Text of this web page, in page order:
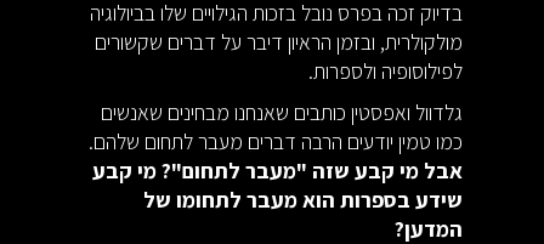
בדיוק זכה בפרס נובל בזכות הגילויים שלו בביולוגיה
מולקולרית, ובזמן הראיון דיבר על דברים שקשורים
לפילוסופיה ולספרות.
גלדוול ואפסטין כותבים שאנחנו מבחינים שאנשים
כמו טמין יודעים הרבה דברים מעבר לתחום שלהם.
אבל מי קבע שזה "מעבר לתחום"? מי קבע
שידע בספרות הוא מעבר לתחומו של
המדען?